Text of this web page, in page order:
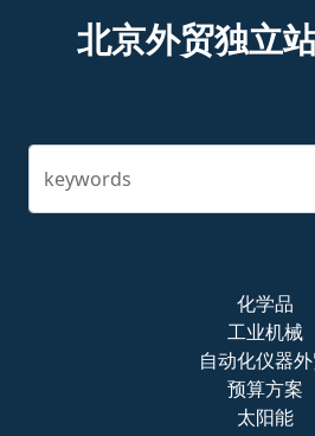
北京外贸独立
keywords
化学品
工业机械
自动化仪器
预算方案
太阳能